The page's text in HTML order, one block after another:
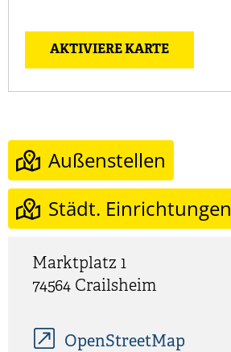
AKTIVIERE KARTE
Außenstellen
Städt. Einrichtungen
Marktplatz 1
74564 Crailsheim
OpenStreetMap